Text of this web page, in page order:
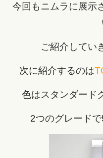
今回もニムラに展示
ご紹介してい
次に紹介するのは
色はスタンダード
2つのグレードで